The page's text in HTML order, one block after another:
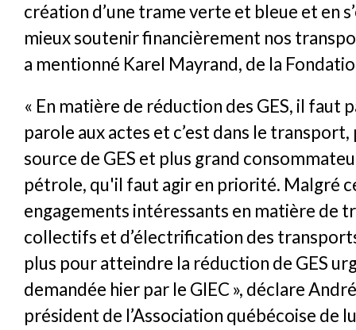
création d’une trame verte et bleue et en
mieux soutenir financièrement nos
a mentionné Karel Mayrand, de la
« En matière de réduction des GES, il faut
parole aux actes et c’est dans le
source de GES et plus grand
pétrole, qu'il faut agir en priorité. Malgré
engagements intéressants en matière de
collectifs et d’électrification des
plus pour atteindre la réduction de GES
demandée hier par le GIEC », déclare
président de l’Association québécoise de